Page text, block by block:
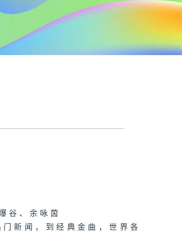
谷、余咏茵
新闻，到经典金曲，世界各